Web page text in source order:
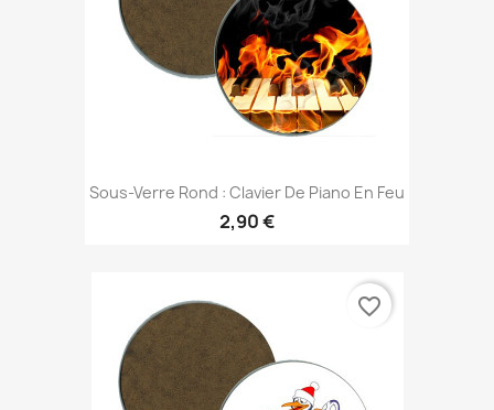
Sous-Verre Rond : Clavier De Piano En Feu
2,90 €
favorite_border